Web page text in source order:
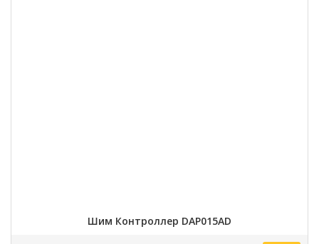
Шим Контроллер DAP015AD